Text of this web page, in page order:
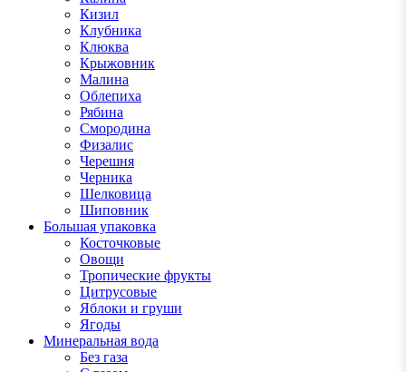
Кизил
Клубника
Клюква
Крыжовник
Малина
Облепиха
Рябина
Смородина
Физалис
Черешня
Черника
Шелковица
Шиповник
Большая упаковка
Косточковые
Овощи
Тропические фрукты
Цитрусовые
Яблоки и груши
Ягоды
Минеральная вода
Без газа